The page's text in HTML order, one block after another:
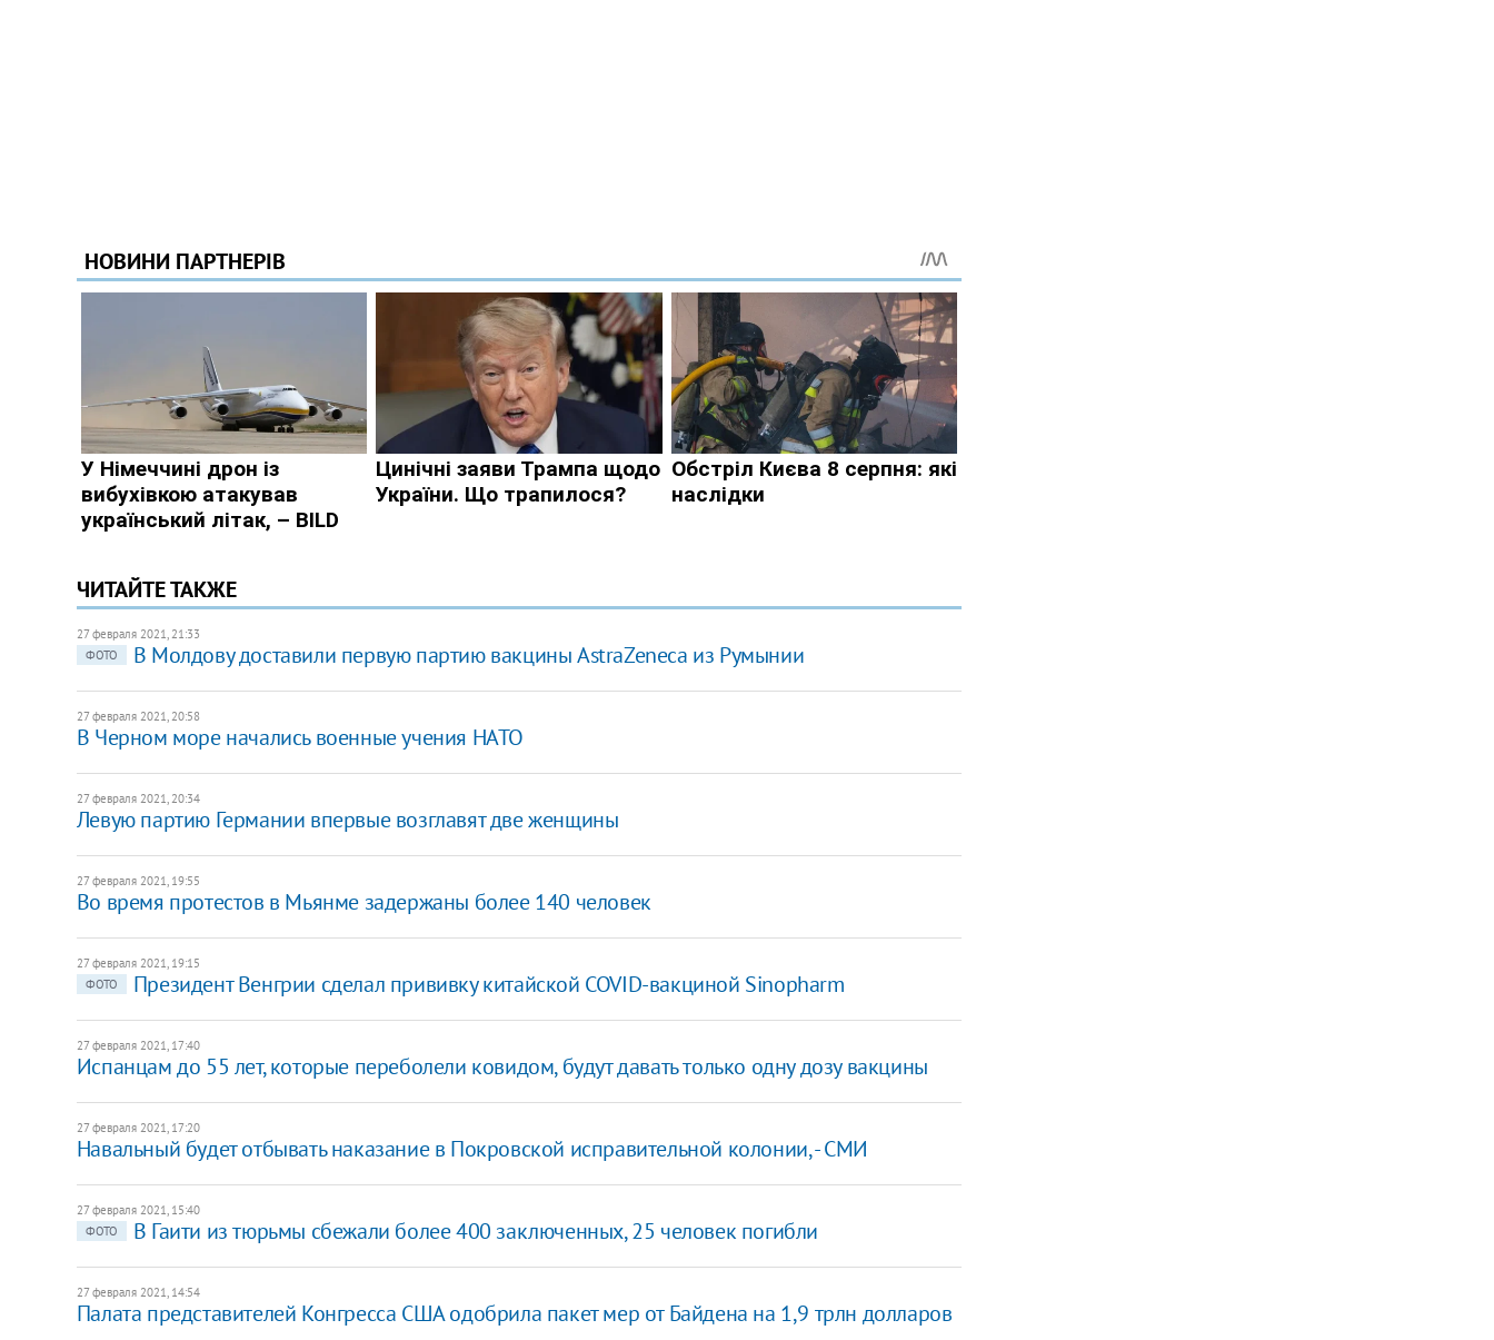
ЧИТАЙТЕ ТАКЖЕ
27 февраля 2021, 21:33
ФОТО
В Молдову доставили первую партию вакцины AstraZeneca из Румынии
27 февраля 2021, 20:58
В Черном море начались военные учения НАТО
27 февраля 2021, 20:34
Левую партию Германии впервые возглавят две женщины
27 февраля 2021, 19:55
Во время протестов в Мьянме задержаны более 140 человек
27 февраля 2021, 19:15
ФОТО
Президент Венгрии сделал прививку китайской COVID-вакциной Sinopharm
27 февраля 2021, 17:40
Испанцам до 55 лет, которые переболели ковидом, будут давать только одну дозу вакцины
27 февраля 2021, 17:20
Навальный будет отбывать наказание в Покровской исправительной колонии, - СМИ
27 февраля 2021, 15:40
ФОТО
В Гаити из тюрьмы сбежали более 400 заключенных, 25 человек погибли
27 февраля 2021, 14:54
Палата представителей Конгресса США одобрила пакет мер от Байдена на 1,9 трлн долларов